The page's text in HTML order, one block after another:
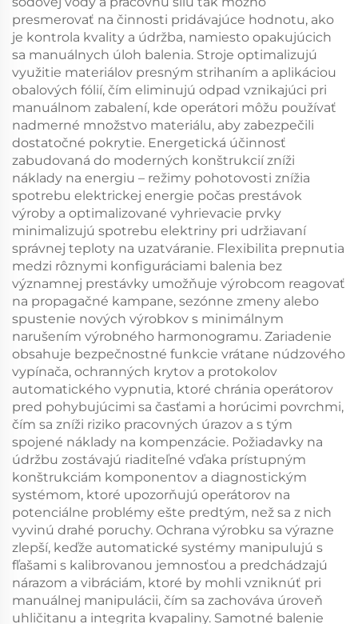
presmerovať na činnosti pridávajúce hodnotu, ako
je kontrola kvality a údržba, namiesto opakujúcich
sa manuálnych úloh balenia. Stroje optimalizujú
využitie materiálov presným strihaním a aplikáciou
obalových fólií, čím eliminujú odpad vznikajúci pri
manuálnom zabalení, kde operátori môžu používať
nadmerné množstvo materiálu, aby zabezpečili
dostatočné pokrytie. Energetická účinnosť
zabudovaná do moderných konštrukcií zníži
náklady na energiu – režimy pohotovosti znížia
spotrebu elektrickej energie počas prestávok
výroby a optimalizované vyhrievacie prvky
minimalizujú spotrebu elektriny pri udržiavaní
správnej teploty na uzatváranie. Flexibilita prepnutia
medzi rôznymi konfiguráciami balenia bez
významnej prestávky umožňuje výrobcom reagovať
na propagačné kampane, sezónne zmeny alebo
spustenie nových výrobkov s minimálnym
narušením výrobného harmonogramu. Zariadenie
obsahuje bezpečnostné funkcie vrátane núdzového
vypínača, ochranných krytov a protokolov
automatického vypnutia, ktoré chránia operátorov
pred pohybujúcimi sa časťami a horúcimi povrchmi,
čím sa zníži riziko pracovných úrazov a s tým
spojené náklady na kompenzácie. Požiadavky na
údržbu zostávajú riaditeľné vďaka prístupným
konštrukciám komponentov a diagnostickým
systémom, ktoré upozorňujú operátorov na
potenciálne problémy ešte predtým, než sa z nich
vyvinú drahé poruchy. Ochrana výrobku sa výrazne
zlepší, keďže automatické systémy manipulujú s
fľašami s kalibrovanou jemnosťou a predchádzajú
nárazom a vibráciám, ktoré by mohli vzniknúť pri
manuálnej manipulácii, čím sa zachováva úroveň
uhličitanu a integrita kvapaliny. Samotné balenie